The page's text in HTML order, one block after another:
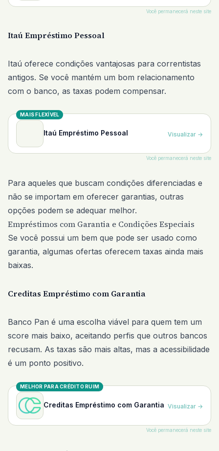
Você permanecerá neste site
Itaú Empréstimo Pessoal
Itaú oferece condições vantajosas para correntistas
antigos. Se você mantém um bom relacionamento
com o banco, as taxas podem compensar.
MAIS FLEXÍVEL
Itaú Empréstimo Pessoal Visualizar →
Você permanecerá neste site
Para aqueles que buscam condições diferenciadas e
não se importam em oferecer garantias, outras
opções podem se adequar melhor.
Empréstimos com Garantia e Condições Especiais
Se você possui um bem que pode ser usado como
garantia, algumas ofertas oferecem taxas ainda mais
baixas.
Creditas Empréstimo com Garantia
Banco Pan é uma escolha viável para quem tem um
score mais baixo, aceitando perfis que outros bancos
recusam. As taxas são mais altas, mas a acessibilidade
é um ponto positivo.
MELHOR PARA CRÉDITO RUIM
Creditas Empréstimo com Garantia Visualizar →
Você permanecerá neste site